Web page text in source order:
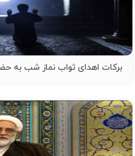
برکات اهدای ثواب نماز شب به